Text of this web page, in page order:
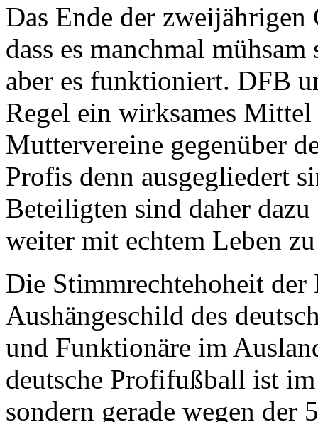
Das Ende der zweijährigen
dass es manchmal
aber es funktioniert. DFB
Regel ein wirksames
Muttervereine gegenüber
Profis denn ausgegliedert
Beteiligten sind daher
weiter mit echtem Leben
Die Stimmrechtehoheit
Aushängeschild des
und Funktionäre im
deutsche Profifußball ist
sondern gerade wegen der